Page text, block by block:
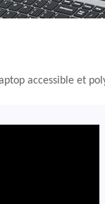
laptop accessible